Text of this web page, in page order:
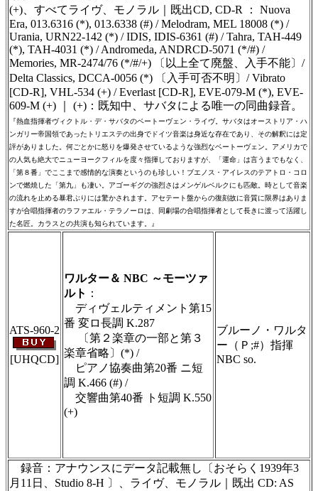
(+)、すべてライヴ、モノラル｜既出CD, CD-R ： Nuova
Era, 013.6316 (*), 013.6338 (#) / Melodram, MEL 18008 (*) /
Urania, URN22-142 (*) / IDIS, IDIS-6361 (#) / Tahra, TAH-449
(*), TAH-4031 (*) / Andromeda, ANDRCD-5071 (*/#) /
Memories, MR-2474/76 (*/#/+) 〔以上全て廃盤、入手不能〕/
Delta Classics, DCCA-0056 (*) 〔入手可否不明〕/ Vibrato
[CD-R], VHL-534 (+) / Everlast [CD-R], EVE-079-M (*), EVE-
609-M (+) ｜ (+)：既知中、サバタによる唯一の同曲録音。
『熱血指揮者ヴィクトル・デ・サバタのベートーヴェン・ライヴ。サバタはオーストリア・ハ
ンガリー帝国領であったトリエステの出身でドイツ音楽は身近な存在であり、その解釈には定
評がありました。何ごとかに怒りを爆発させているような強烈なベートーヴェン。アメリカで
の人気も絶大でニューヨークフィルを度々指揮しておりますが、「運命」は言うまでもなく、
「第８番」でここまで感情的な演奏というのも珍しい！ブエノス・アイレスのテアトロ・コロ
ンで燃焼した「第九」も凄い。アゴーギグの強烈さはメンゲルベルクにも匹敵。時として音楽
の流れを止める暴君ぶりには驚かされます。アセテート盤からの復刻故に音質に限界はありま
すが合唱指揮者のラファエル・テラノーロは、同劇場の合唱指揮者として長きに渡って活躍し
た名匠。カラスとの共演も知られています。』
ATS-960-2
[UHQCD]
ワルター＆ NBC ～モーツァ
ルト ：
ディヴェルティメント第15
番 変ロ長調 K.287
〔第２楽章の一部と第３
楽章省略〕(*) /
ピアノ協奏曲第20番 ニ短
調 K.466 (#) /
交響曲第40番 ト短調 K.550
(+)
ブルーノ・ワルタ
ー（Ｐ;#）指揮
NBC so.
録音：アナウンスにデータ記載無し〔おそらく1939年3
月11日、Studio 8-H 〕、ライヴ、モノラル｜既出 CD: AS